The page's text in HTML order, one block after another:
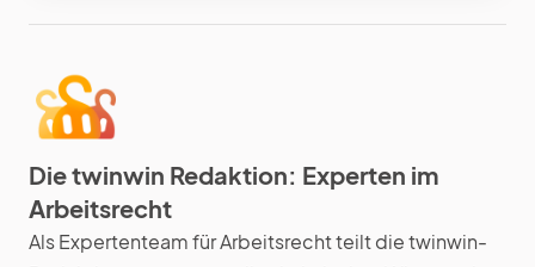
Die twinwin Redaktion: Experten im
Arbeitsrecht
Als Expertenteam für Arbeitsrecht teilt die twinwin-